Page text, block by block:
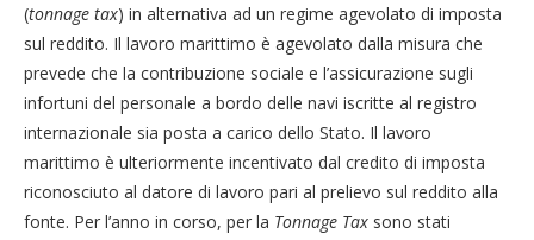
(tonnage tax) in alternativa ad un regime agevolato di imposta
sul reddito. Il lavoro marittimo è agevolato dalla misura che
prevede che la contribuzione sociale e l’assicurazione sugli
infortuni del personale a bordo delle navi iscritte al registro
internazionale sia posta a carico dello Stato. Il lavoro
marittimo è ulteriormente incentivato dal credito di imposta
riconosciuto al datore di lavoro pari al prelievo sul reddito alla
fonte. Per l’anno in corso, per la Tonnage Tax sono stati